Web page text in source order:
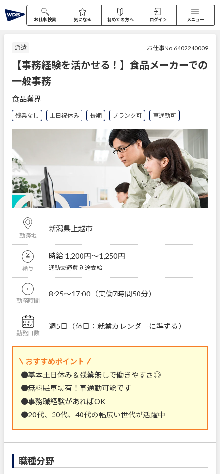
お仕事検索 気になる 初めての方へ ログイン メニュー
派遣 お仕事No.6402240009
【事務経験を活かせる！】食品メーカーでの
一般事務
食品業界
残業なし 土日祝休み 長期 ブランク可 車通勤可
勤務地
新潟県上越市
給与
時給 1,200円〜1,250円
通勤交通費 別途支給
勤務時間
8:25～17:00（実働7時間50分）
勤務日数
週5日（休日：就業カレンダーに準ずる）
おすすめポイント
●基本土日休み＆残業無しで働きやすさ◎
●無料駐車場有！車通勤可能です
●事務職経験があればOK
●20代、30代、40代の幅広い世代が活躍中
職種分野